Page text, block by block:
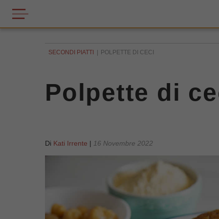
SECONDI PIATTI POLPETTE DI CECI
Polpette di
Di Kati Irrente | 16 Novembre 2022